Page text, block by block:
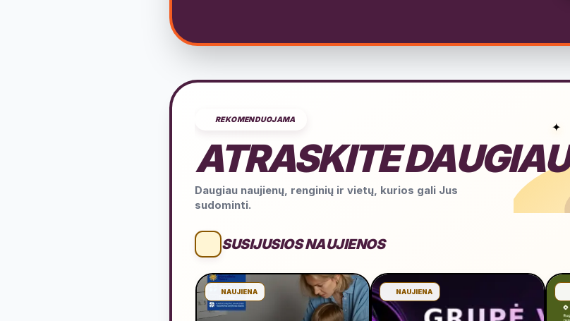
REKOMENDUOJAMA
ATRASKITE DAUGIAU
Daugiau naujienų, renginių ir vietų, kurios gali Jus
sudominti.
✦
SUSIJUSIOS NAUJIENOS
NAUJIENA NAUJIENA